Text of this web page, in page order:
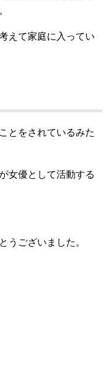
えて家庭に入ってい
とをされているみた
女優として活動する
うございました。